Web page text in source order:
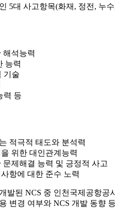
5대 사고항목(화재, 정전, 누
해석능력
능력
기술
력 등
적극적 태도와 분석력
위한 대인관계능력
문제해결 능력 및 긍정적 사고
항에 대한 준수 노력
발된 NCS 중 인천국제공항
변경 여부와 NCS 개발 동향